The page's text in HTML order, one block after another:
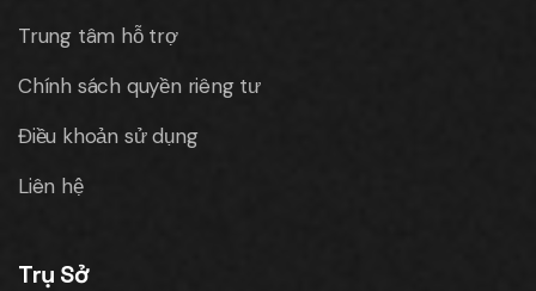
Trung tâm hỗ trợ
Chính sách quyền riêng tư
Điều khoản sử dụng
Liên hệ
Trụ Sở